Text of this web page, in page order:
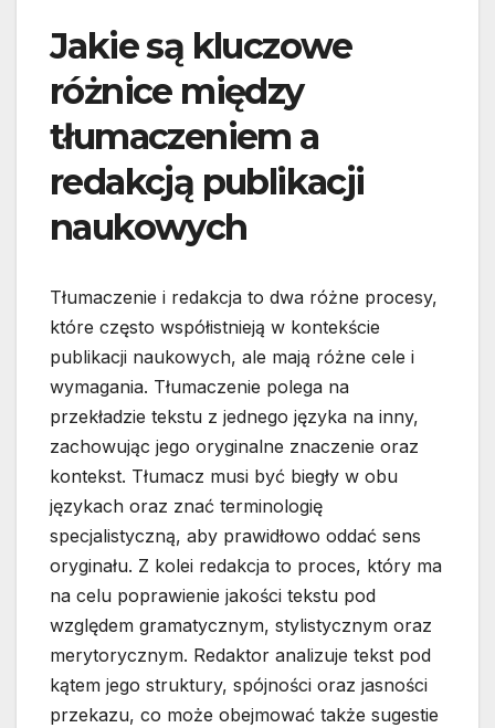
Jakie są kluczowe
różnice między
tłumaczeniem a
redakcją publikacji
naukowych
Tłumaczenie i redakcja to dwa różne procesy,
które często współistnieją w kontekście
publikacji naukowych, ale mają różne cele i
wymagania. Tłumaczenie polega na
przekładzie tekstu z jednego języka na inny,
zachowując jego oryginalne znaczenie oraz
kontekst. Tłumacz musi być biegły w obu
językach oraz znać terminologię
specjalistyczną, aby prawidłowo oddać sens
oryginału. Z kolei redakcja to proces, który ma
na celu poprawienie jakości tekstu pod
względem gramatycznym, stylistycznym oraz
merytorycznym. Redaktor analizuje tekst pod
kątem jego struktury, spójności oraz jasności
przekazu, co może obejmować także sugestie